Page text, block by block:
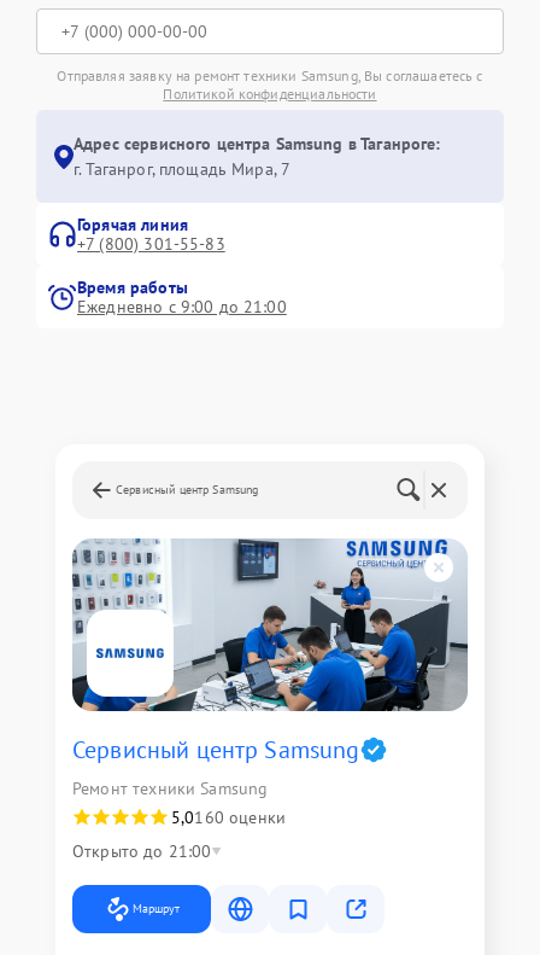
Отправляя заявку на ремонт техники Samsung, Вы соглашаетесь с
Политикой конфиденциальности
Адрес сервисного центра Samsung в Таганроге:
г. Таганрог, площадь Мира, 7
Горячая линия
+7 (800) 301-55-83
Время работы
Ежедневно с 9:00 до 21:00
Сервисный центр Samsung
Сервисный центр Samsung
Ремонт техники Samsung
5,0160 оценки
Открыто до 21:00
Маршрут